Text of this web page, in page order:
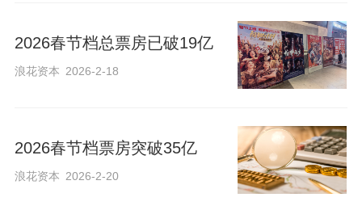
2026春节档总票房已破19亿
浪花资本 2026-2-18
2026春节档票房突破35亿
浪花资本 2026-2-20